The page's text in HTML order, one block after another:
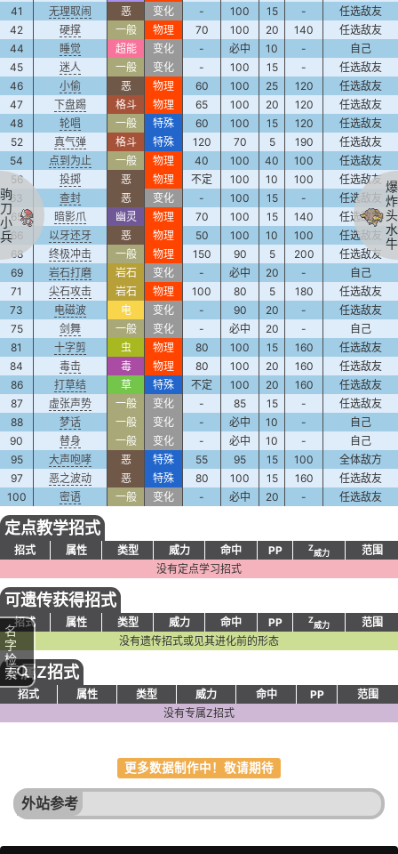
名
字
检
索
41
无理取闹 恶 变化 - 100 15 -
任选敌友
42
硬撑 一般 物理 70 100 20 140
任选敌友
44
睡觉 超能 变化 - 必中 10 -
自己
45
迷人 一般 变化 - 100 15 -
任选敌友
46
小偷 恶 物理 60 100 25 120
任选敌友
47
下盘踢 格斗 物理 65 100 20 120
任选敌友
48
轮唱 一般 特殊 60 100 15 120
任选敌友
52
真气弹 格斗 特殊 120 70 5 190
任选敌友
54
点到为止 一般 物理 40 100 40 100
任选敌友
56
投掷 恶 物理 不定 100 10 100
任选敌友
63
查封 恶 变化 - 100 15 -
任选敌友
65
暗影爪 幽灵 物理 70 100 15 140
任选敌友
66
以牙还牙 恶 物理 50 100 10 100
任选敌友
68
终极冲击 一般 物理 150 90 5 200
任选敌友
69
岩石打磨 岩石 变化 - 必中 20 -
自己
71
尖石攻击 岩石 物理 100 80 5 180
任选敌友
73
电磁波 电 变化 - 90 20 -
任选敌友
75
剑舞 一般 变化 - 必中 20 -
自己
81
十字剪 虫 物理 80 100 15 160
任选敌友
84
毒击 毒 物理 80 100 20 160
任选敌友
86
打草结 草 特殊 不定 100 20 160
任选敌友
87
虚张声势 一般 变化 - 85 15 -
任选敌友
88
梦话 一般 变化 - 必中 10 -
自己
90
替身 一般 变化 - 必中 10 -
自己
95
大声咆哮 恶 特殊 55 95 15 100
全体敌方
97
恶之波动 恶 特殊 80 100 15 160
任选敌友
100
密语 一般 变化 - 必中 20 - 任选敌友
定点教学招式
招式 属性 类型 威力 命中 PP Z
威力
范围
没有定点学习招式
可遗传获得招式
招式 属性 类型 威力 命中 PP Z
威力
范围
没有遗传招式或见其进化前的形态
专属Z招式
招式 属性 类型 威力 命中 PP
范围
没有专属Z招式
更多数据制作中！敬请期待
外站参考
驹
刀
小
兵
爆
炸
头
水
牛